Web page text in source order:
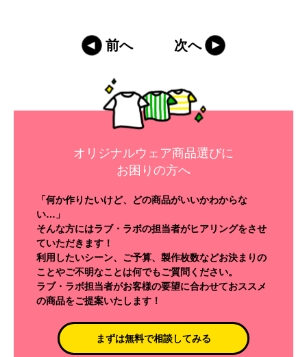
前へ 次へ
オリジナルウェア商品選びに
お困りの方へ
「何か作りたいけど、どの商品がいいかわからな
い…」
そんな方にはラブ・ラボの担当者がヒアリングをさせ
ていただきます！
利用したいシーン、ご予算、製作枚数などお決まりの
ことやご不明なことは何でもご質問ください。
ラブ・ラボ担当者がお客様の要望に合わせておススメ
の商品をご提案いたします！
まずは無料で相談してみる